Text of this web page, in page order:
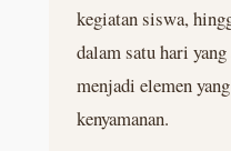
kegiatan siswa,
dalam satu hari
menjadi elemen
kenyamanan.